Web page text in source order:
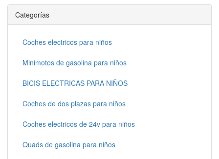
Categorías
Coches electricos para niños
Minimotos de gasolina para niños
BICIS ELECTRICAS PARA NIÑOS
Coches de dos plazas para niños
Coches electricos de 24v para niños
Quads de gasolina para niños